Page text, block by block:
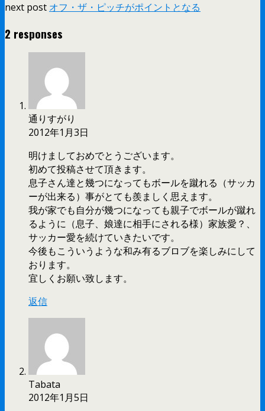
next post オフ・ザ・ピッチがポイントとなる
2 responses
通りすがり
2012年1月3日
明けましておめでとうございます。
初めて投稿させて頂きます。
息子さん達と幾つになってもボールを蹴れる（サッカ
ーが出来る）事がとても羨ましく思えます。
我が家でも自分が幾つになっても親子でボールが蹴れ
るように（息子、娘達に相手にされる様）家族愛？、
サッカー愛を続けていきたいです。
今後もこういうような和み有るブロブを楽しみにして
おります。
宜しくお願い致します。
返信
Tabata
2012年1月5日